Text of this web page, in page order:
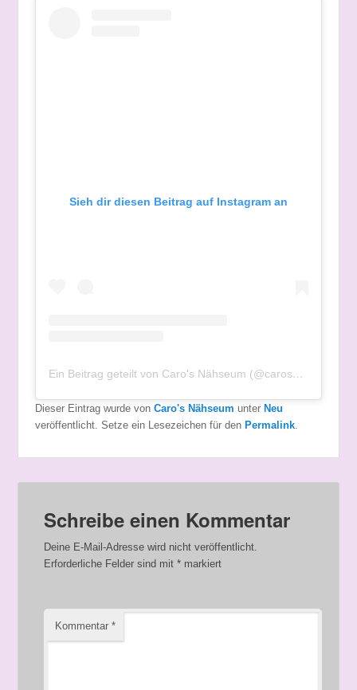
Sieh dir diesen Beitrag auf Instagram an
Ein Beitrag geteilt von Caro's Nähseum (@carosnaehseum)
Dieser Eintrag wurde von Caro's Nähseum unter Neu
veröffentlicht. Setze ein Lesezeichen für den Permalink.
Schreibe einen Kommentar
Deine E-Mail-Adresse wird nicht veröffentlicht.
Erforderliche Felder sind mit* markiert
Kommentar*